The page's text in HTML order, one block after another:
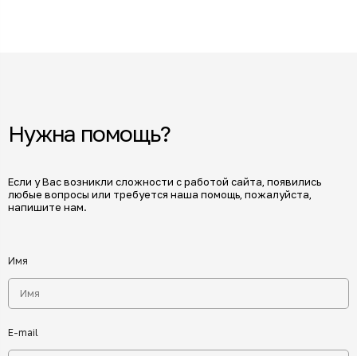
Нужна помощь?
Если у Вас возникли сложности с работой сайта, появились
любые вопросы или требуется наша помощь, пожалуйста,
напишите нам.
Имя
E-mail